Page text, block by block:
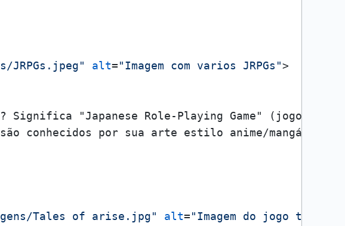
JRPGs.jpeg" alt="Imagem com varios JRPGs">
Significa "Japanese Role-Playing Game" (jogo de
são conhecidos por sua arte estilo anime/mangá,
Tales of arise.jpg" alt="Imagem do jogo tales